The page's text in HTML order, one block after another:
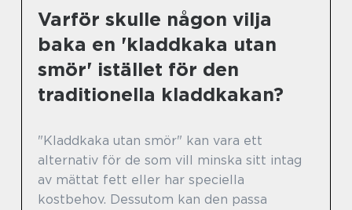
Varför skulle någon vilja
baka en 'kladdkaka utan
smör' istället för den
traditionella kladdkakan?
"Kladdkaka utan smör" kan vara ett
alternativ för de som vill minska sitt intag
av mättat fett eller har speciella
kostbehov. Dessutom kan den passa